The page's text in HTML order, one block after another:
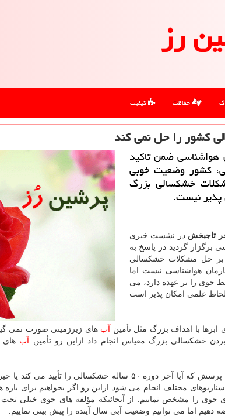
رز
حفاظت کیفیت
كشور را حل نمی كند
ضمن تاكید
كشور وضعیت خوبی
خشكسالی بزرگ
پذیر نیست.
تاجبخش در نشست خبری
برگزار گردید در پاسخ به
بر حل مشكلات خشكسالی
هواشناسی نیست اما
جوی را بر عهده دارد، می
لحاظ علمی امكان پذیر است
با اهداف بزرگ مثل تأمین آب های زیرزمینی صورت نمی
خشكسالی بزرگ مقیاس انجام داد ازاین رو تأمین آب های
رئیس سازمان هواشناسی در پاسخ به این پرسش كه آیا آخر دوره ۵۰
مختلف انجام می شود ازاین رو اگر بخواهیم برای بازه
جوی را مشخص نماییم. از آنجائیكه مؤلفه های جوی خیلی
اما می توانیم وضعیت آبی سال آینده را پیش بینی نماییم.